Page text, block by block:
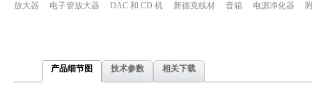
放大器 电子管放大器 DAC 和 CD 机 新德克线材 音箱 电源净化器
产品细节图 技术参数 相关下载